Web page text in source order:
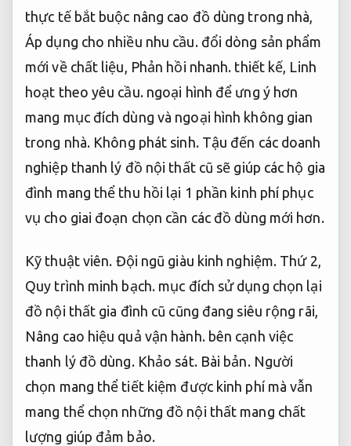
thực tế bắt buộc nâng cao đồ dùng trong nhà,
Áp dụng cho nhiều nhu cầu. đổi dòng sản phẩm
mới về chất liệu, Phản hồi nhanh. thiết kế, Linh
hoạt theo yêu cầu. ngoại hình để ưng ý hơn
mang mục đích dùng và ngoại hình không gian
trong nhà. Không phát sinh. Tậu đến các doanh
nghiệp thanh lý đồ nội thất cũ sẽ giúp các hộ gia
đình mang thể thu hồi lại 1 phần kinh phí phục
vụ cho giai đoạn chọn cần các đồ dùng mới hơn.
Kỹ thuật viên. Đội ngũ giàu kinh nghiệm. Thứ 2,
Quy trình minh bạch. mục đích sử dụng chọn lại
đồ nội thất gia đình cũ cũng đang siêu rộng rãi,
Nâng cao hiệu quả vận hành.bên cạnh việc
thanh lý đồ dùng. Khảo sát. Bài bản.Người
chọn mang thể tiết kiệm được kinh phí mà vẫn
mang thể chọn những đồ nội thất mang chất
lượng giúp đảm bảo.